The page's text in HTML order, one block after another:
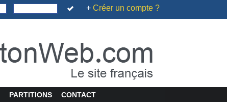
+ Créer un compte ?
PARTITIONS CONTACT